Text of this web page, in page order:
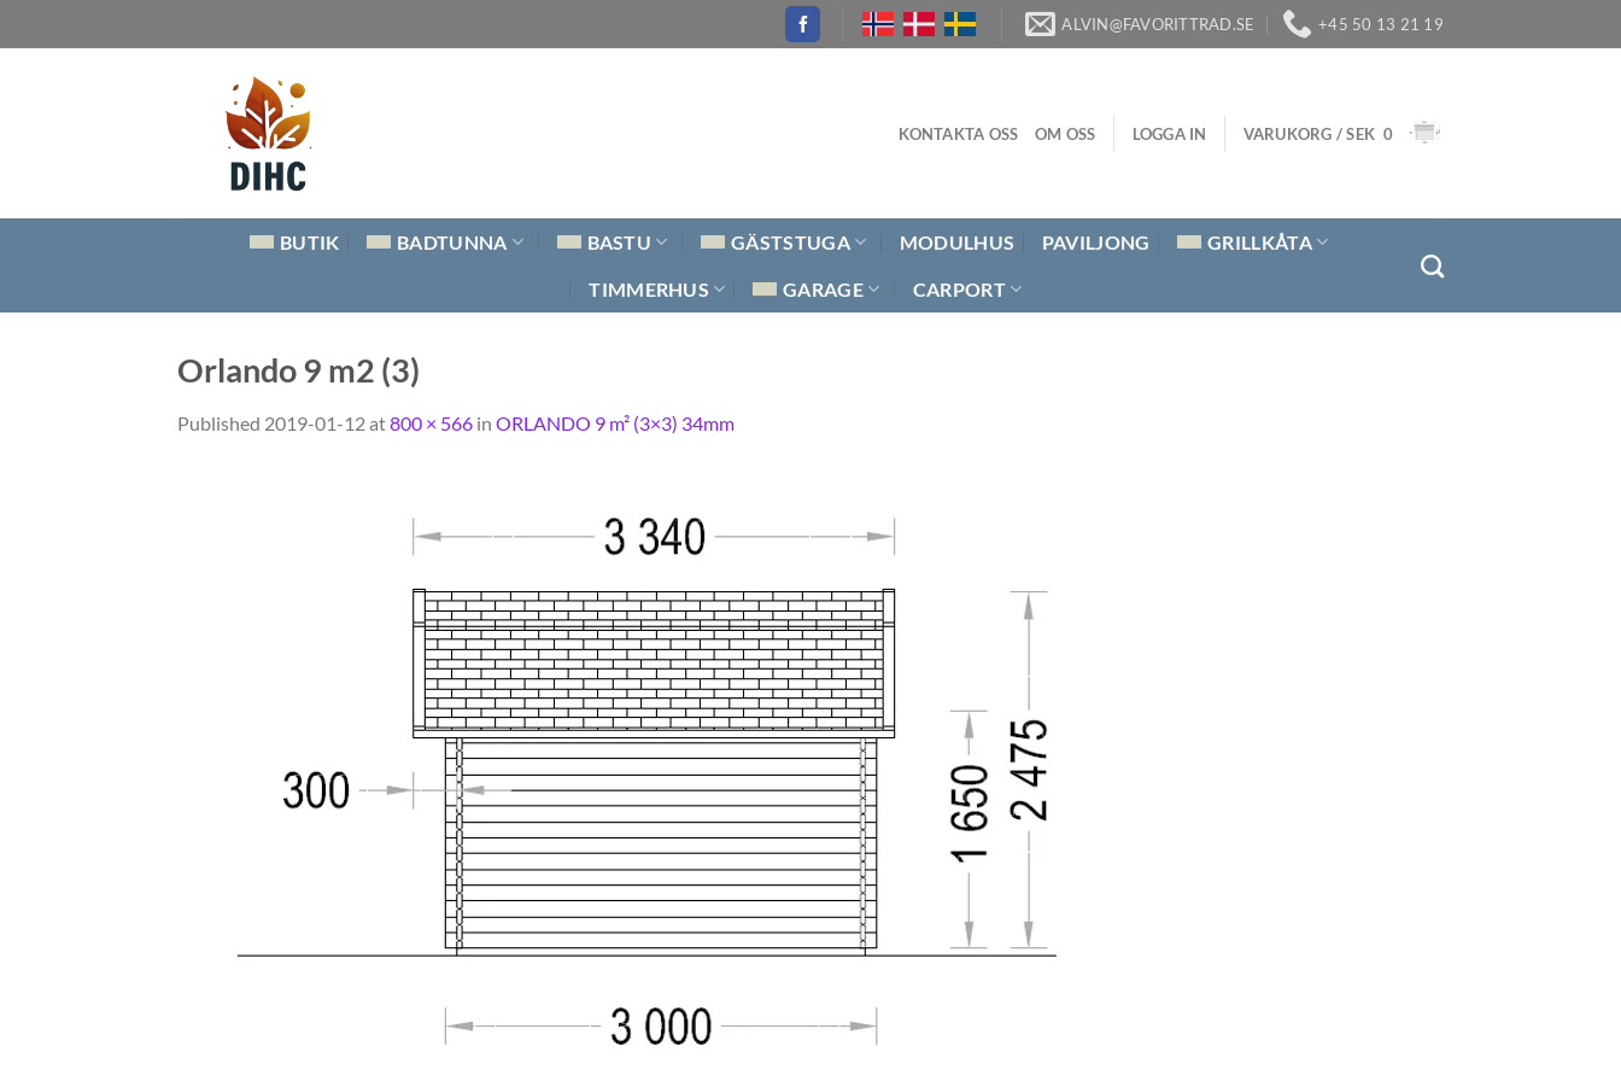
to
ALVIN@FAVORITTRAD.SE +45 50 13 21 19
KONTAKTA OSS OM OSS LOGGA IN VARUKORG /SEK 0
BUTIK BADTUNNA BASTU GÄSTSTUGA MODULHUS PAVILJONG GRILLKÅTA
TIMMERHUS GARAGE CARPORT
Orlando 9 m2 (3)
Published 2019-01-12at800 × 566 in ORLANDO 9 m² (3×3) 34mm